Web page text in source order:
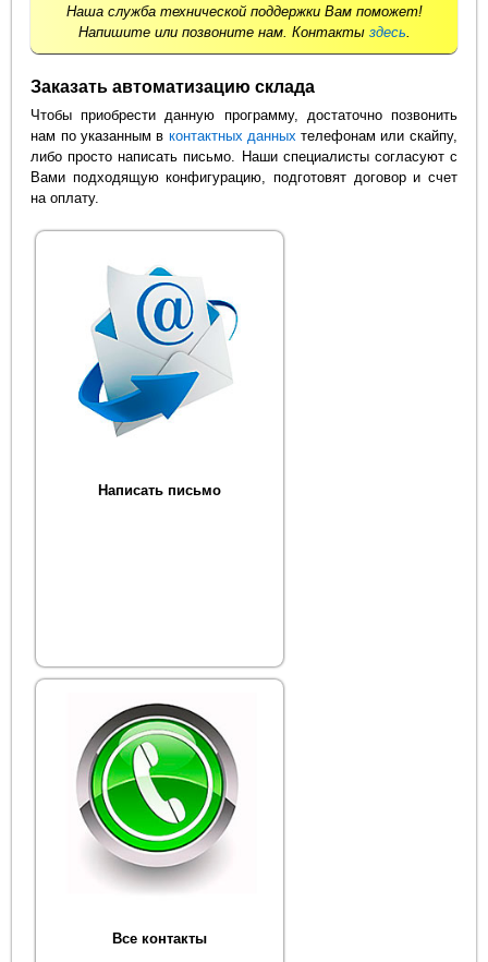
Наша служба технической поддержки Вам поможет!
Напишите или позвоните нам. Контакты здесь
Заказать автоматизацию склада
Чтобы приобрести данную программу, достаточно позвонить
нам по указанным в контактных данных телефонам или скайпу,
либо просто написать письмо. Наши специалисты согласуют с
Вами подходящую конфигурацию, подготовят договор и счет
на оплату.
Написать письмо
Все контакты